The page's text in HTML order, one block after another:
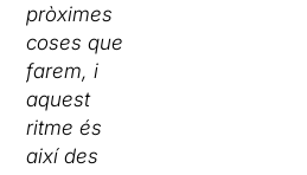
pròximes
coses que
farem, i
aquest
ritme és
així des